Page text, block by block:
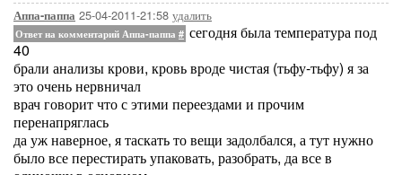
Аппа-паппа 25-04-2011-21:58 удалить
Ответ на комментарий Аппа-паппа # сегодня была температура под
40
брали анализы крови, кровь вроде чистая (тьфу-тьфу) я за
это очень нервничал
врач говорит что с этими переездами и прочим
перенапряглась
да уж наверное, я таскать то вещи задолбался, а тут нужно
было все перестирать упаковать, разобрать, да все в